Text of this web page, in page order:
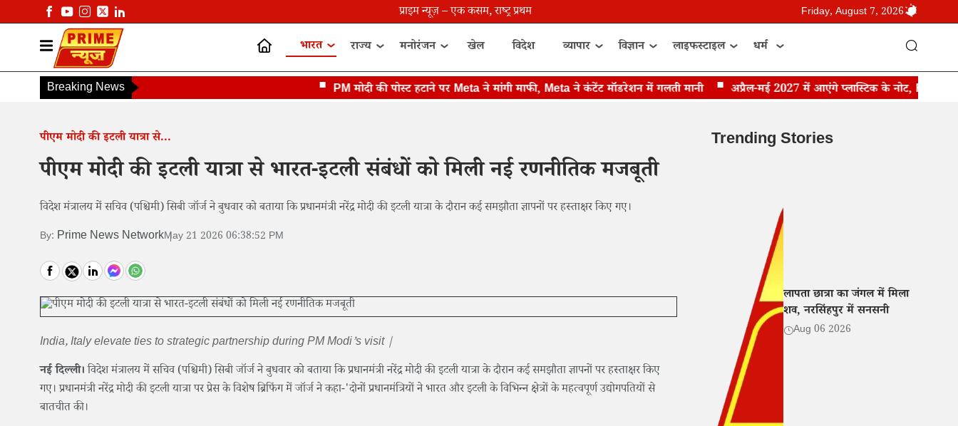
प्राइम न्यूज़ – एक कसम, राष्ट्र प्रथम Friday, August 7, 2026
भारत राज्य मनोरंजन खेल विदेश व्यापार विज्ञान लाइफस्टाइल धर्म
Breaking News PM मोदी की पोस्ट हटाने पर Meta ने मांगी माफी, Meta ने कंटेंट मॉडरेशन में गलती मानी अप्रैल-मई 2027 में आएंगे प्लास्टिक के नोट, RBI गवर्नर
पीएम मोदी की इटली यात्रा से...
पीएम मोदी की इटली यात्रा से भारत-इटली संबंधों को मिली नई रणनीतिक मजबूती
विदेश मंत्रालय में सचिव (पश्चिमी) सिबी जॉर्ज ने बुधवार को बताया कि प्रधानमंत्री नरेंद्र मोदी की इटली यात्रा के दौरान कई समझौता ज्ञापनों पर हस्ताक्षर किए गए।
By: Prime News NetworkMay 21 2026 06:38:52 PM
India, Italy elevate ties to strategic partnership during PM Modi’s visit |
नई दिल्ली।विदेश मंत्रालय में सचिव (पश्चिमी) सिबी जॉर्ज ने बुधवार को बताया कि प्रधानमंत्री नरेंद्र मोदी की इटली यात्रा के दौरान कई समझौता ज्ञापनों पर हस्ताक्षर किए
गए। प्रधानमंत्री नरेंद्र मोदी की इटली यात्रा पर प्रेस के विशेष ब्रिफिंग में जॉर्ज ने कहा-'दोनों प्रधानमंत्रियों ने भारत और इटली के विभिन्न क्षेत्रों के महत्वपूर्ण उद्योगपतियों से
बातचीत की।
Trending Stories
लापता छात्रा का जंगल में मिला
शव, नरसिंहपुर में सनसनी
Aug 06 2026